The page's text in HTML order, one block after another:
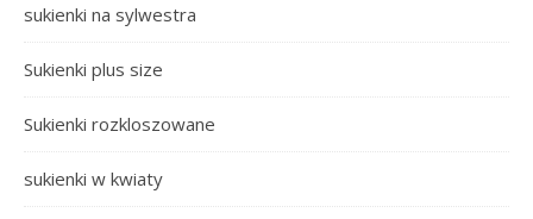
sukienki na sylwestra
Sukienki plus size
Sukienki rozkloszowane
sukienki w kwiaty